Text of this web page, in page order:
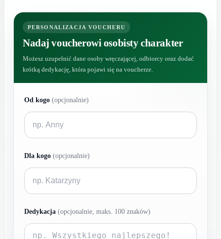
PERSONALIZACJA VOUCHERU
Nadaj voucherowi osobisty charakter
Możesz uzupełnić dane osoby wręczającej, odbiorcy oraz dodać
krótką dedykację, która pojawi się na voucherze.
Od kogo (opcjonalnie)
Dla kogo (opcjonalnie)
Dedykacja (opcjonalnie, maks. 100 znaków)